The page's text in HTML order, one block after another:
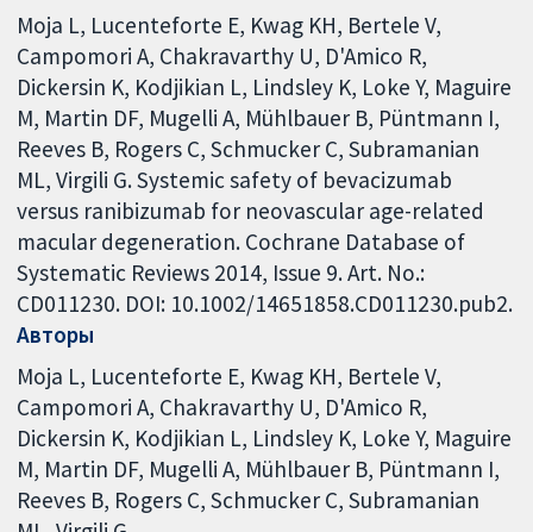
Moja L, Lucenteforte E, Kwag KH, Bertele V,
Campomori A, Chakravarthy U, D'Amico R,
Dickersin K, Kodjikian L, Lindsley K, Loke Y, Maguire
M, Martin DF, Mugelli A, Mühlbauer B, Püntmann I,
Reeves B, Rogers C, Schmucker C, Subramanian
ML, Virgili G. Systemic safety of bevacizumab
versus ranibizumab for neovascular age-related
macular degeneration. Cochrane Database of
Systematic Reviews 2014, Issue 9. Art. No.:
CD011230. DOI: 10.1002/14651858.CD011230.pub2.
Авторы
Moja L Lucenteforte E Kwag KH Bertele V
Campomori A Chakravarthy U D'Amico R
Dickersin K Kodjikian L Lindsley K Loke Y Maguire
M Martin DF Mugelli A Mühlbauer B Püntmann I
Reeves B Rogers C Schmucker C Subramanian